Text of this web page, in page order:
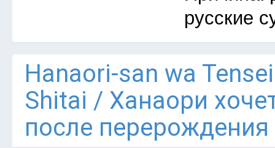
русские
Hanaori-san wa
Shitai / Ханаори
после